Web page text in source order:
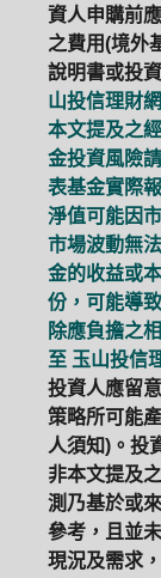
資人申購前
之費用(境外
說明書或投
山投信理財網
本文提及之
金投資風險
表基金實際
淨值可能因
市場波動無
金的收益或
份，可能導
除應負擔之
至 玉山投信
投資人應留
策略所可能
人須知)。投
非本文提及
測乃基於或
參考，且並
現況及需求